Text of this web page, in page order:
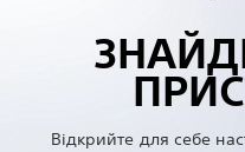
Відкрийте для себе